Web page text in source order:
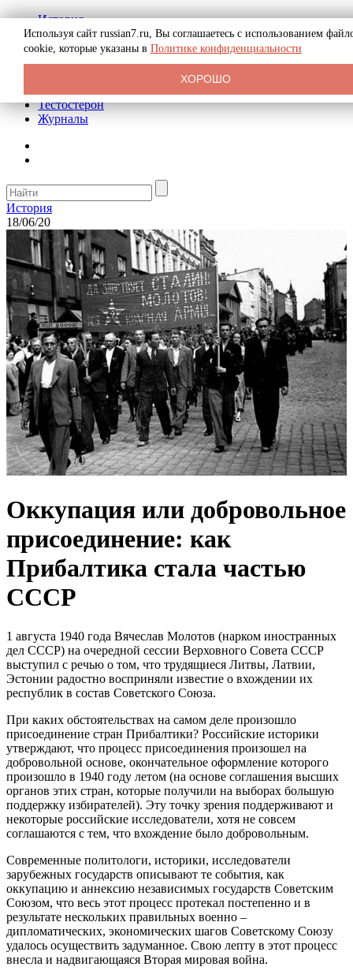
История
Биография
Криминал
Реклама на сайте
Тестостерон
Журналы
История
18/06/20
Оккупация или добровольное
присоединение: как
Прибалтика стала частью
СССР
1 августа 1940 года Вячеслав Молотов (нарком иностранных
дел СССР) на очередной сессии Верховного Совета СССР
выступил с речью о том, что трудящиеся Литвы, Латвии,
Эстонии радостно восприняли известие о вхождении их
республик в состав Советского Союза.
При каких обстоятельствах на самом деле произошло
присоединение стран Прибалтики? Российские историки
утверждают, что процесс присоединения произошел на
добровольной основе, окончательное оформление которого
произошло в 1940 году летом (на основе соглашения высших
органов этих стран, которые получили на выборах большую
поддержку избирателей). Эту точку зрения поддерживают и
некоторые российские исследователи, хотя не совсем
соглашаются с тем, что вхождение было добровольным.
Современные политологи, историки, исследователи
зарубежных государств описывают те события, как
оккупацию и аннексию независимых государств Советским
Союзом, что весь этот процесс протекал постепенно и в
результате нескольких правильных военно –
дипломатических, экономических шагов Советскому Союзу
удалось осуществить задуманное. Свою лепту в этот процесс
внесла и надвигающаяся Вторая мировая война.
Используя сайт russian7.ru, Вы соглашаетесь с использованием
cookie, которые указаны в Политике конфиденциальности
ХОРОШО